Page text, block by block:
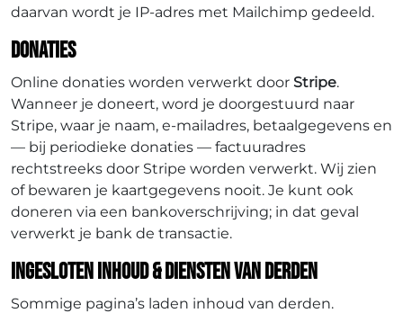
daarvan wordt je IP-adres met Mailchimp gedeeld.
Donaties
Online donaties worden verwerkt door Stripe.
Wanneer je doneert, word je doorgestuurd naar
Stripe, waar je naam, e-mailadres, betaalgegevens en
— bij periodieke donaties — factuuradres
rechtstreeks door Stripe worden verwerkt. Wij zien
of bewaren je kaartgegevens nooit. Je kunt ook
doneren via een bankoverschrijving; in dat geval
verwerkt je bank de transactie.
Ingesloten inhoud & diensten van derden
Sommige pagina’s laden inhoud van derden.